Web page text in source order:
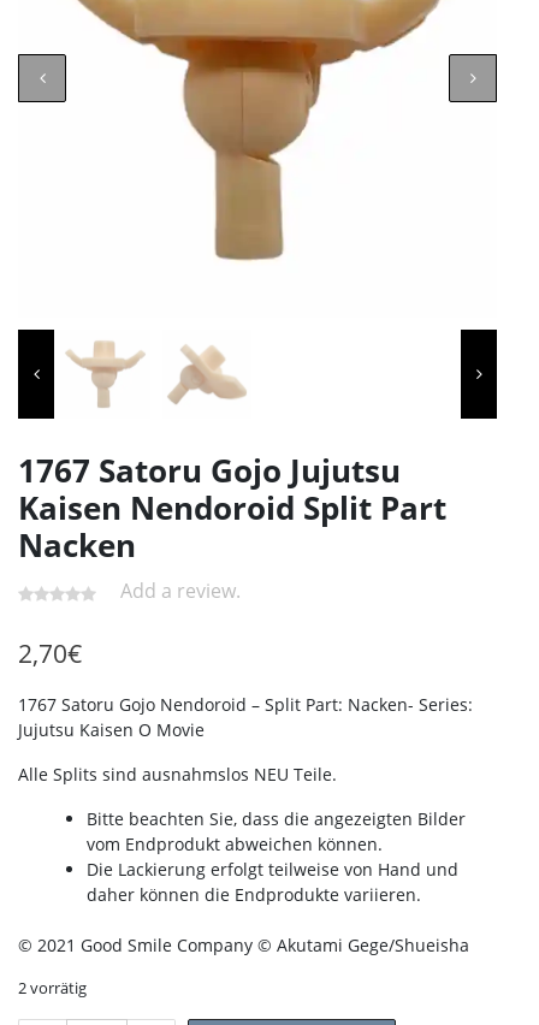
1767 Satoru Gojo Jujutsu
Kaisen Nendoroid Split Part
Nacken
Add a review.
2,70€
1767 Satoru Gojo Nendoroid – Split Part: Nacken- Series:
Jujutsu Kaisen O Movie
Alle Splits sind ausnahmslos NEU Teile.
Bitte beachten Sie, dass die angezeigten Bilder
vom Endprodukt abweichen können.
Die Lackierung erfolgt teilweise von Hand und
daher können die Endprodukte variieren.
© 2021 Good Smile Company © Akutami Gege/Shueisha
2 vorrätig